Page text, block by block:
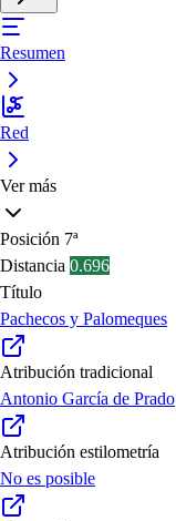
Resumen
Red
Ver más
Posición 7ª
Distancia 0.696
Título
Pachecos y Palomeques
Atribución tradicional
Antonio García de Prado
Atribución estilometría
No es posible